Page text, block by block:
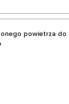
powietrza do